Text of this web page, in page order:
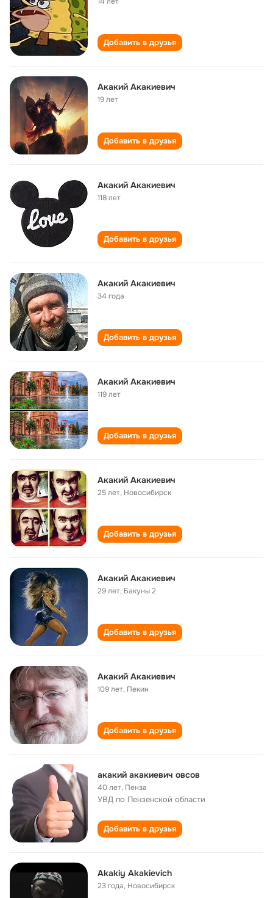
Добавить в друзья
Акакий Акакиевич
19 лет
Добавить в друзья
Акакий Акакиевич
118 лет
Добавить в друзья
Акакий Акакиевич
34 года
Добавить в друзья
Акакий Акакиевич
119 лет
Добавить в друзья
Акакий Акакиевич
25 лет, Новосибирск
Добавить в друзья
Акакий Акакиевич
29 лет, Бакуны 2
Добавить в друзья
Акакий Акакиевич
109 лет, Пекин
Добавить в друзья
акакий акакиевич овсов
40 лет, Пенза
УВД по Пензенской области
Добавить в друзья
Akakiy Akakievich
23 года, Новосибирск